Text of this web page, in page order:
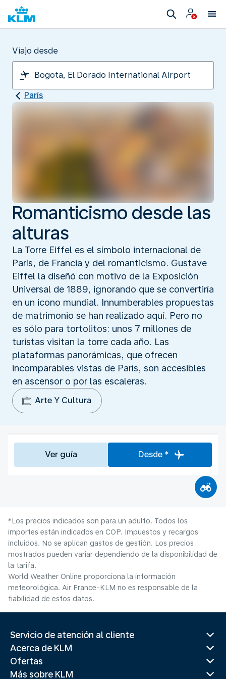
Viajo desde
París
Romanticismo desde las
alturas
La Torre Eiffel es el símbolo internacional de
París, de Francia y del romanticismo. Gustave
Eiffel la diseñó con motivo de la Exposición
Universal de 1889, ignorando que se convertiría
en un icono mundial. Innumberables propuestas
de matrimonio se han realizado aquí. Pero no
es sólo para tortolitos: unos 7 millones de
turistas visitan la torre cada año. Las
plataformas panorámicas, que ofrecen
incomparables vistas de París, son accesibles
en ascensor o por las escaleras.
Arte Y Cultura
Ver guía Desde *
*Los precios indicados son para un adulto. Todos los
importes están indicados en COP. Impuestos y recargos
incluidos. No se aplican gastos de gestión. Los precios
mostrados pueden variar dependiendo de la disponibilidad de
la tarifa.
World Weather Online proporciona la información
meteorológica. Air France-KLM no es responsable de la
fiabilidad de estos datos.
Servicio de atención al cliente
Acerca de KLM
Ofertas
Más sobre KLM